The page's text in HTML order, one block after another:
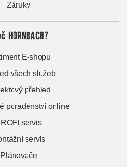
Záruky
HORNBACH?
E-shopu
všech služeb
přehled
poradenství online
servis
servis
Plánovače